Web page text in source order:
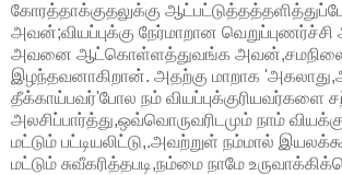
கோரத்தாக்குதலுக்கு
அவன்;வியப்புக்கு நேர்மாறான வெறுப்புணர்ச்சி
அவனை ஆட்கொள்ளத்துவங்க அவன்,
இழந்தவனாகிறான். அதற்கு மாறாக 'அகலாது,
தீக்காய்பவர்'போல நம் வியப்புக்குரியவர்களை
அலசிப்பார்த்து,ஒவ்வொருவரிடமும் நாம்
மட்டும் பட்டியலிட்டு,.அவற்றுள் நம்மால்
மட்டும் சுவீகரித்தபடி,நம்மை நாமே